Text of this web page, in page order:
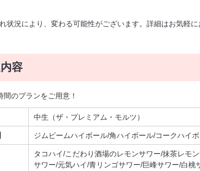
状況により、変わる可能性がございます。詳細はお気軽に
容
のプランをご用意！
中生（ザ・プレミアム・モルツ）
ジムビームハイボール/角ハイボール/コークハイ
タコハイ/こだわり酒場のレモンサワー/抹茶レモ
サワー/元気ハイ/青リンゴサワー/巨峰サワー/白